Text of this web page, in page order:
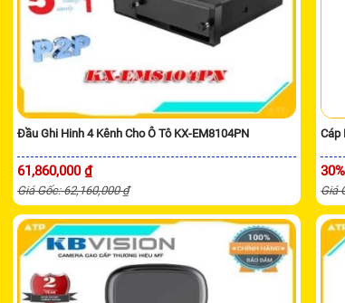
Đầu Ghi Hinh 4 Kênh Cho Ô Tô KX-EM8104PN
61,860,000 ₫
Giá Gốc: 62,160,000 ₫
Cáp
30%
Giá